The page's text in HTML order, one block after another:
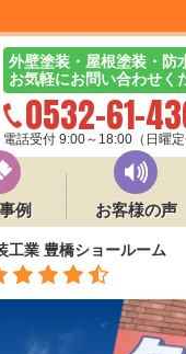
外壁塗装・屋根塗装・防
お気軽にお問い合わせく
0532-61-
電話受付 9:00～18:00（日曜定
例 お客様の声
工業 豊橋ショールーム